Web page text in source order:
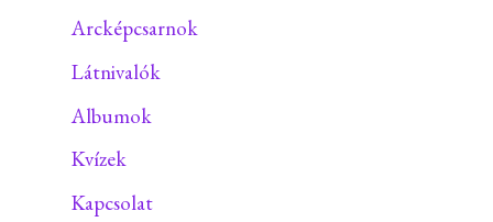
Arcképcsarnok
Látnivalók
Albumok
Kvízek
Kapcsolat